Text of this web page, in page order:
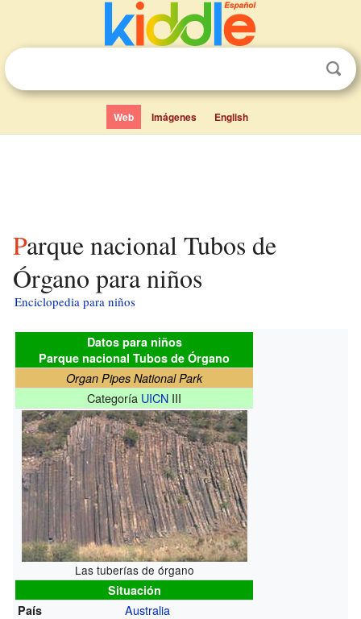
Web Imágenes English
Parque nacional Tubos de
Órgano para niños
Enciclopedia para niños
Datos para niños
Parque nacional Tubos de Órgano
Organ Pipes National Park
Categoría UICN III
Las tuberías de órgano
Situación
País
Australia